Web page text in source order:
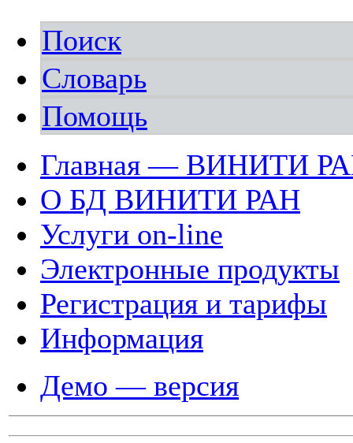
Поиск
Словарь
Помощь
Главная — ВИНИТИ
О БД ВИНИТИ РАН
Услуги on-line
Электронные продукты
Регистрация и тарифы
Информация
Демо — версия